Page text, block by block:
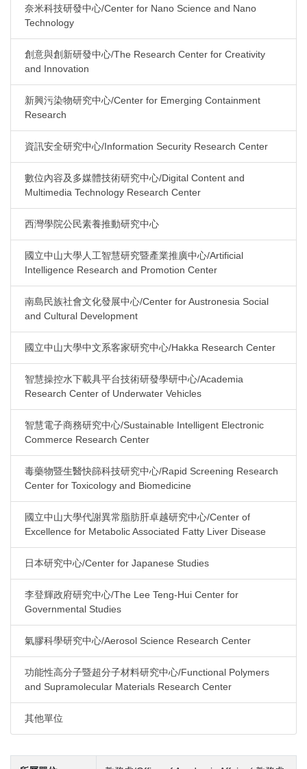
奈米科技研發中心/Center for Nano Science and Nano
Technology
創意與創新研發中心/The Research Center for Creativity
and Innovation
新興污染物研究中心/Center for Emerging Containment
Research
資訊安全研究中心/Information Security Research Center
數位內容及多媒體技術研究中心/Digital Content and
Multimedia Technology Research Center
西灣學院公民素養推動研究中心
國立中山大學人工智慧研究暨產業推廣中心/Artificial
Intelligence Research and Promotion Center
南島民族社會文化發展中心/Center for Austronesia Social
and Cultural Development
國立中山大學中文系客家研究中心/Hakka Research Center
智慧操控水下載具平台技術研發學研中心/Academia
Research Center of Underwater Vehicles
智慧電子商務研究中心/Sustainable Intelligent Electronic
Commerce Research Center
毒藥物暨生醫快篩科技研究中心/Rapid Screening Research
Center for Toxicology and Biomedicine
國立中山大學代謝異常脂肪肝卓越研究中心/Center of
Excellence for Metabolic Associated Fatty Liver Disease
日本研究中心/Center for Japanese Studies
李登輝政府研究中心/The Lee Teng-Hui Center for
Governmental Studies
氣膠科學研究中心/Aerosol Science Research Center
功能性高分子暨超分子材料研究中心/Functional Polymers
and Supramolecular Materials Research Center
其他單位